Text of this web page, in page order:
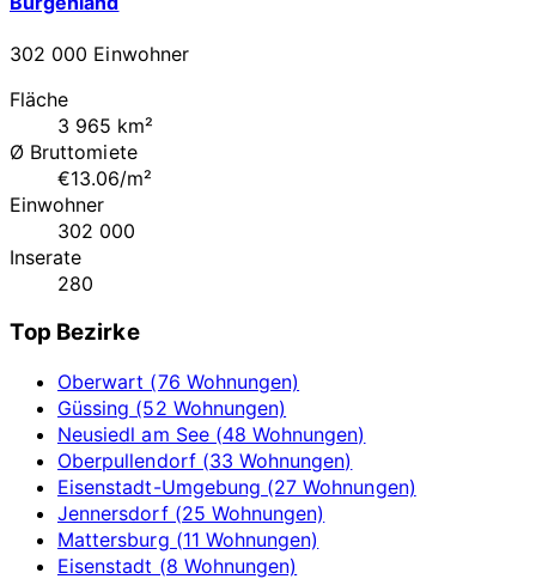
302 000 Einwohner
Fläche
3 965 km²
Ø Bruttomiete
€13.06/m²
Einwohner
302 000
Inserate
280
Top Bezirke
Oberwart (76 Wohnungen)
Güssing (52 Wohnungen)
Neusiedl am See (48 Wohnungen)
Oberpullendorf (33 Wohnungen)
Eisenstadt-Umgebung (27 Wohnungen)
Jennersdorf (25 Wohnungen)
Mattersburg (11 Wohnungen)
Eisenstadt (8 Wohnungen)